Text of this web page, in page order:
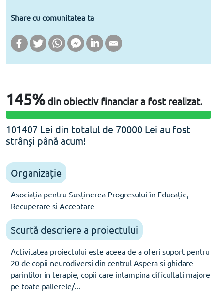
Share cu comunitatea ta
145%din obiectiv financiar a fost realizat.
145% Complete
101407 Lei din totalul de 70000 Lei au fost
strânși până acum!
Organizație
Asociația pentru Susținerea Progresului în Educație,
Recuperare și Acceptare
Scurtă descriere a proiectului
Activitatea proiectului este aceea de a oferi suport pentru
20 de copii neurodiversi din centrul Aspera si ghidare
parintilor in terapie, copii care intampina dificultati majore
pe toate palierele/...